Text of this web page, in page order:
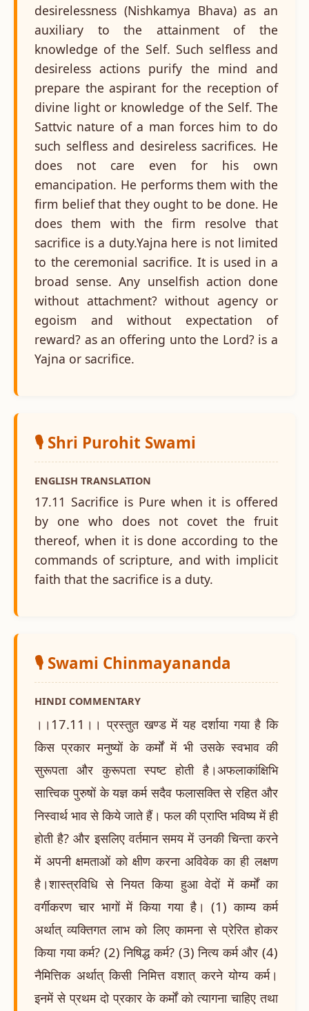
desirelessness (Nishkamya Bhava) as an
auxiliary to the attainment of the
knowledge of the Self. Such selfless and
desireless actions purify the mind and
prepare the aspirant for the reception of
divine light or knowledge of the Self. The
Sattvic nature of a man forces him to do
such selfless and desireless sacrifices. He
does not care even for his own
emancipation. He performs them with the
firm belief that they ought to be done. He
does them with the firm resolve that
sacrifice is a duty.Yajna here is not limited
to the ceremonial sacrifice. It is used in a
broad sense. Any unselfish action done
without attachment? without agency or
egoism and without expectation of
reward? as an offering unto the Lord? is a
Yajna or sacrifice.
🎙️ Shri Purohit Swami
ENGLISH TRANSLATION
17.11 Sacrifice is Pure when it is offered
by one who does not covet the fruit
thereof, when it is done according to the
commands of scripture, and with implicit
faith that the sacrifice is a duty.
🎙️ Swami Chinmayananda
HINDI COMMENTARY
।।17.11।। प्रस्तुत खण्ड में यह दर्शाया गया है कि
किस प्रकार मनुष्यों के कर्मों में भी उसके स्वभाव की
सुरूपता और कुरूपता स्पष्ट होती है।अफलाकांक्षिभि
सात्त्विक पुरुषों के यज्ञ कर्म सदैव फलासक्ति से रहित और
निस्वार्थ भाव से किये जाते हैं। फल की प्राप्ति भविष्य में ही
होती है? और इसलिए वर्तमान समय में उनकी चिन्ता करने
में अपनी क्षमताओं को क्षीण करना अविवेक का ही लक्षण
है।शास्त्रविधि से नियत किया हुआ वेदों में कर्मों का
वर्गीकरण चार भागों में किया गया है। (1) काम्य कर्म
अर्थात् व्यक्तिगत लाभ को लिए कामना से प्रेरित होकर
किया गया कर्म? (2) निषिद्ध कर्म? (3) नित्य कर्म और (4)
नैमित्तिक अर्थात् किसी निमित्त वशात् करने योग्य कर्म।
इनमें से प्रथम दो प्रकार के कर्मों को त्यागना चाहिए तथा